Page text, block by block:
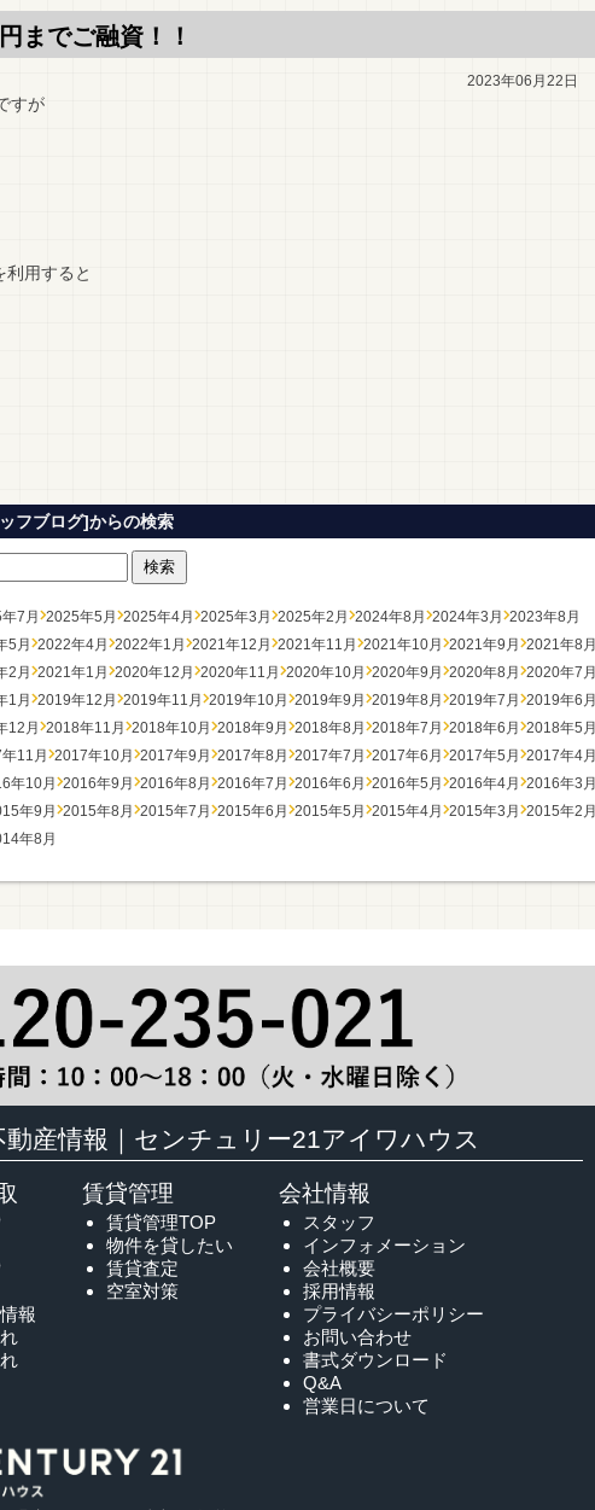
までご融資！！
2023年06月22日
すが
用すると
フブログ]からの検索
7月 2025年5月 2025年4月 2025年3月 2025年2月 2024年8月 2024年3月 2023年8月
5月 2022年4月 2022年1月 2021年12月 2021年11月 2021年10月 2021年9月 2021年8月
2月 2021年1月 2020年12月 2020年11月 2020年10月 2020年9月 2020年8月 2020年7月
1月 2019年12月 2019年11月 2019年10月 2019年9月 2019年8月 2019年7月 2019年6月
12月 2018年11月 2018年10月 2018年9月 2018年8月 2018年7月 2018年6月 2018年5月
11月 2017年10月 2017年9月 2017年8月 2017年7月 2017年6月 2017年5月 2017年4月
年10月 2016年9月 2016年8月 2016年7月 2016年6月 2016年5月 2016年4月 2016年3月
年9月 2015年8月 2015年7月 2015年6月 2015年5月 2015年4月 2015年3月 2015年2月
年8月
産情報｜センチュリー21アイワハウス
報
賃貸管理
賃貸管理TOP
物件を貸したい
賃貸査定
空室対策
会社情報
スタッフ
インフォメーション
会社概要
採用情報
プライバシーポリシー
お問い合わせ
書式ダウンロード
Q&A
営業日について